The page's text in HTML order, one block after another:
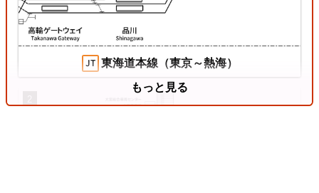
東海道本線（東京～熱海）
もっと見る